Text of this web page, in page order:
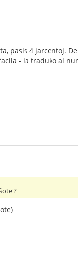
pasis 4 jarcentoj.
- la traduko al